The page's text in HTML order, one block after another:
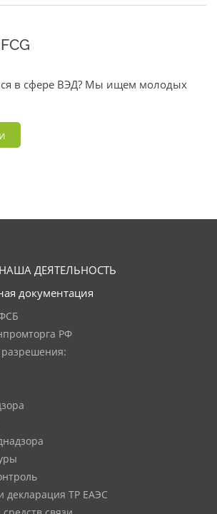
в сфере ВЭД? Мы ищем молодых
НАША ДЕЯТЕЛЬНОСТЬ
документация
РФ
декларация ТР ЕАЭС